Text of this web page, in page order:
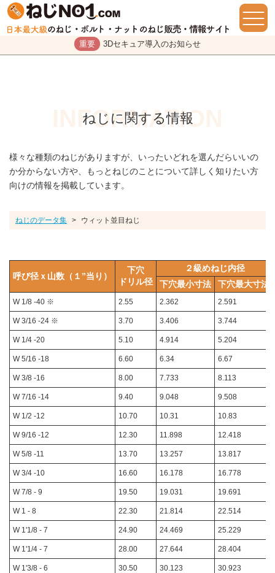
重要 3Dセキュア導入のお知らせ
ねじに関する情報
様々な種類のねじがありますが、いったいどれを選んだらいいの
か分からない方や、もっとねじのことについて詳しく知りたい方
向けの情報を掲載しています。
ねじのデータ集 > ウィット並目ねじ
呼び径ｘ山数（１”当り）
下穴
ドリル径
２級めねじ内径
下穴最小寸法
下穴最大寸法
W 1/8 ‐40 ※ 2.55 2.362 2.591
W 3/16 ‐24 ※ 3.70 3.406 3.744
W 1/4 ‐20 5.10 4.914 5.204
W 5/16 ‐18 6.60 6.34 6.67
W 3/8 ‐16 8.00 7.733 8.113
W 7/16 ‐14 9.40 9.048 9.508
W 1/2 ‐12 10.70 10.31 10.83
W 9/16 ‐12 12.30 11.898 12.418
W 5/8 ‐11 13.70 13.257 13.817
W 3/4 ‐10 16.60 16.178 16.778
W 7/8 ‐ 9 19.50 19.031 19.691
W 1 ‐ 8 22.30 21.814 22.514
W 1'1/8 ‐ 7 24.90 24.469 25.229
W 1'1/4 ‐ 7 28.00 27.644 28.404
W 1'3/8 ‐ 6 30.50 30.123 30.923